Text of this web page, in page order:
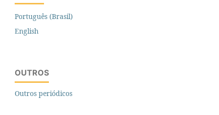
Português (Brasil)
English
OUTROS
Outros periódicos